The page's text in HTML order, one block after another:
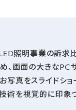
LED照明事業の訴
、画面の大きなPC
真をスライドショ
術を視覚的に印象